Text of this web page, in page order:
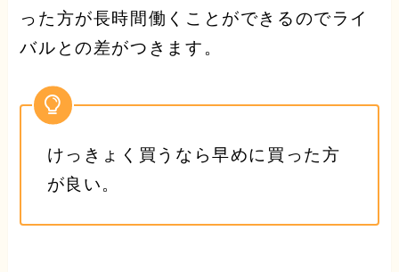
った方が長時間働くことができるのでライ
バルとの差がつきます。
けっきょく買うなら早めに買った方
が良い。